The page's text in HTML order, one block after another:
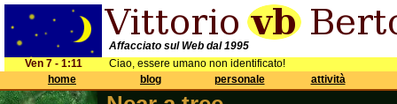
Affacciato sul Web dal 1995
Ven 7 - 1:11
Ciao, essere umano non identificato!
home
blog personale attività